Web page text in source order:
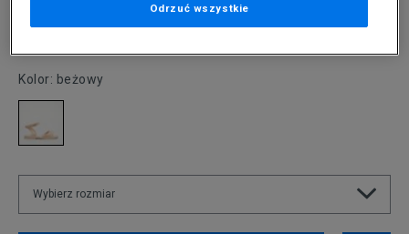
Kolor: beżowy
Wybierz rozmiar
Odrzuć wszystkie